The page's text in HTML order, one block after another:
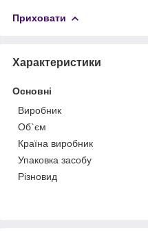
Приховати
Характеристики
Основні
Виробник
Об`єм
Країна виробник
Упаковка засобу
Різновид